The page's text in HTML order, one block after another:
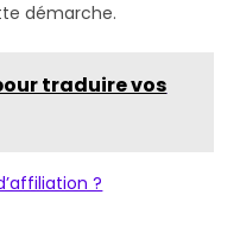
démarche.
traduire vos
?